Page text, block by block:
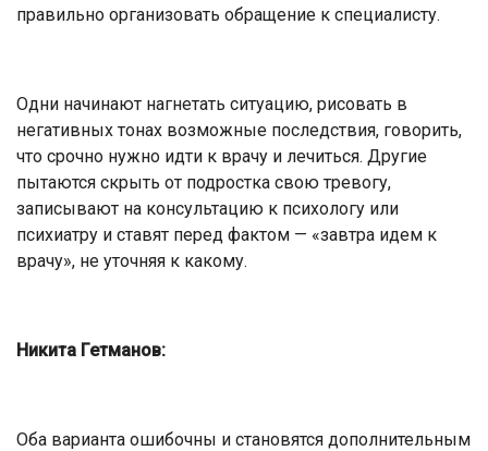
правильно ор­ганизовать обращение к спе­циалисту.
Одни начинают нагнетать ситуацию, рисо­вать в
негативных тонах воз­можные последствия, гово­рить,
что срочно нужно идти к врачу и лечиться. Другие
пытаются скрыть от подрост­ка свою тревогу,
записывают на консультацию к психоло­гу или
психиатру и ставят пе­ред фактом — «завтра идем к
врачу», не уточняя к какому.
Никита Гетманов:
Оба варианта ошибочны и становятся дополнитель­ным